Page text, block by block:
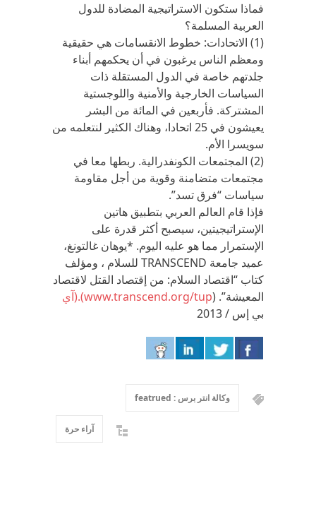
فماذا ستكون الاستراتيجية المضادة للدول
العربية المسلمة؟
(1) الاتحادات: خطوط الانقسامات هي حقيقية
ومعظم الناس يرغبون في أن يحكمهم أبناء
جلدتهم خاصة في الدول المستقلة ذات
السياسات الخارجية والأمنية واللوجستية
المشتركة. فأربعين في المائة من البشر
يعيشون في 25 اتحادا، وهناك الكثير لنتعلمه من
سويسرا الأم.
(2) المجتمعات الكونفدرالية. ربطها معا في
مجتمعات متضامنة وقوية من أجل مقاومة
سياسات “فرق تسد”.
فإذا قام العالم العربي بتطبيق هاتين
الإستراتيجيتين، سيصبح أكثر قدرة على
الإستمرار مما هو عليه اليوم. *يوهان غالتونغ،
عميد جامعة TRANSCEND للسلام ، ومؤلف
كتاب “اقتصاد السلام: من إقتصاد القتل لاقتصاد
المعيشة”. (www.transcend.org/tup).(آي
بي إس / 2013
وكالة انتر برس : featrued
آراء حرة